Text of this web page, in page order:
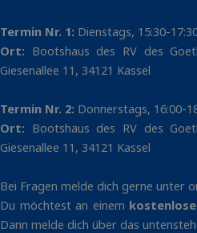
Termin Nr. 1: Dienstags, 15:30-
Ort: Bootshaus des RV des
Giesenallee 11, 34121 Kassel
Termin Nr. 2: Donnerstags, 16:00-
Ort: Bootshaus des RV des
Giesenallee 11, 34121 Kassel
Bei Fragen melde dich gerne unter
Du möchtest an einem
Dann melde dich über das